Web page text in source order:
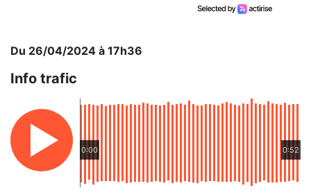
Du 26/04/2024 à 17h36
Info trafic
0:00 0:52